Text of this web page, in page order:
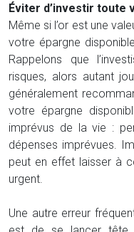
Éviter d’investir toute
Même si l’or est une
votre épargne
Rappelons que
risques, alors autant
généralement
votre épargne
imprévus de la vie :
dépenses imprévues.
peut en effet laisser à
urgent.
Une autre erreur